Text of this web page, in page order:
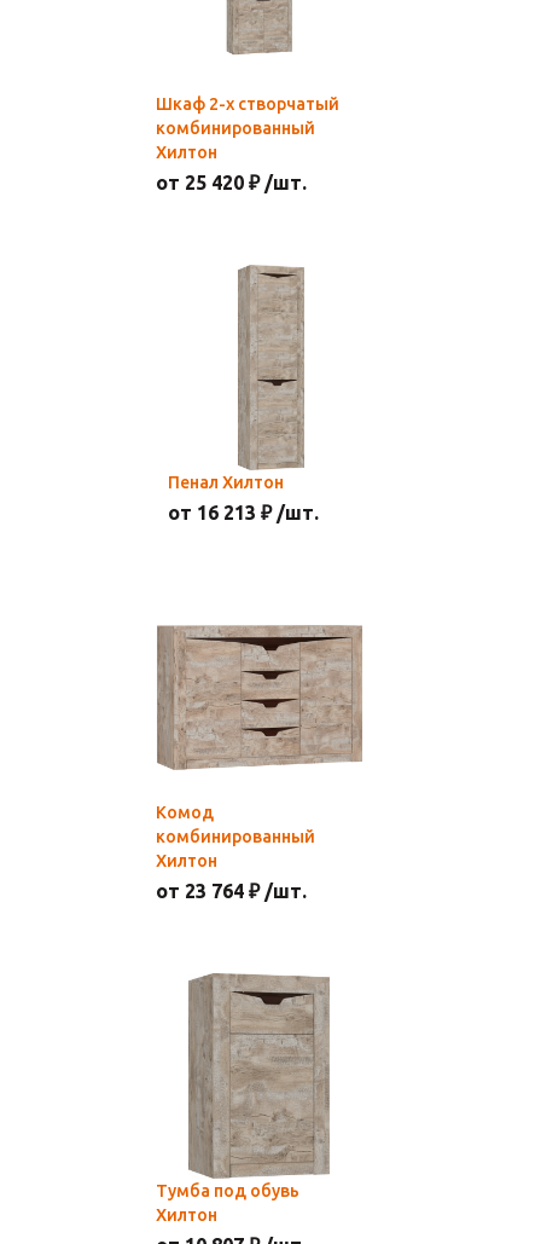
Шкаф 2-х створчатый
комбинированный
Хилтон
от 25 420 ₽ /шт.
Пенал Хилтон
от 16 213 ₽ /шт.
Комод
комбинированный
Хилтон
от 23 764 ₽ /шт.
Тумба под обувь
Хилтон